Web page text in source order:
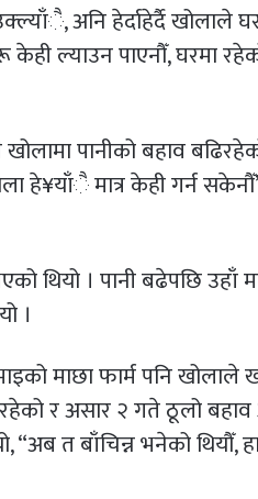
अनि हेर्दाहेर्दै खोलाले
ल्याउन पाएनौँ, घरमा
पानीको बहाव
हे¥याँै मात्र केही गर्न
थियो । पानी बढेपछि उहाँ
।
माछा फार्म पनि खोलाले
र असार २ गते ठूलो
त बाँचिन्न भनेको थियौँ,